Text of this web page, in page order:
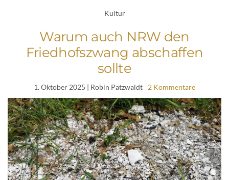
Kultur
Warum auch NRW den
Friedhofszwang abschaffen
sollte
1. Oktober 2025 | Robin Patzwaldt 2 Kommentare